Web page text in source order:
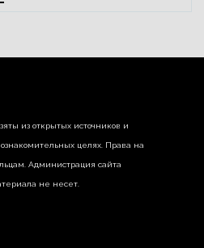
из открытых источников и
целях. Права на
Администрация сайта
не несет.